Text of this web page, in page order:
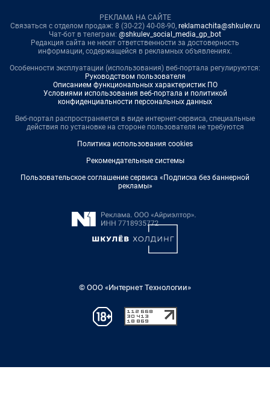
РЕКЛАМА НА САЙТЕ
Связаться с отделом продаж: 8 (30-22) 40-08-90, reklamachita@shkulev.ru
Чат-бот в телеграм: @shkulev_social_media_gp_bot
Редакция сайта не несет ответственности за достоверность
информации, содержащейся в рекламных объявлениях.
Особенности эксплуатации (использования) веб-портала регулируются:
Руководством пользователя
Описанием функциональных характеристик ПО
Условиями использования веб-портала и политикой
конфиденциальности персональных данных
Веб-портал распространяется в виде интернет-сервиса, специальные
действия по установке на стороне пользователя не требуются
Политика использования cookies
Рекомендательные системы
Пользовательское соглашение сервиса «Подписка без баннерной
рекламы»
© ООО «Интернет Технологии»